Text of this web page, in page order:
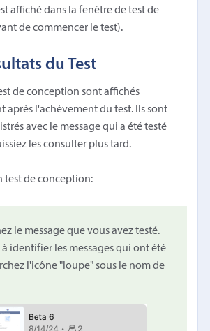
affiché dans la fenêtre de test de
de commencer le test).
du Test
de conception sont affichés
après l'achèvement du test. Ils sont
avec le message qui a été testé
les consulter plus tard.
test de conception:
le message que vous avez testé.
à identifier les messages qui ont été
l'icône "loupe" sous le nom de